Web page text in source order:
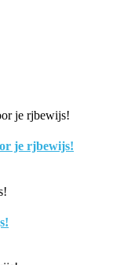
je rjbewijs!